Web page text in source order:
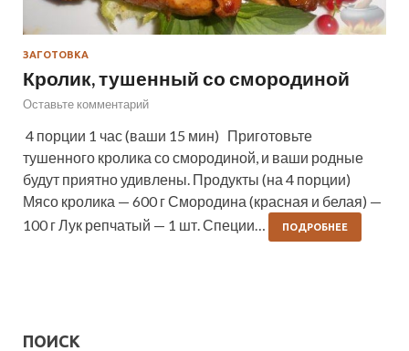
ЗАГОТОВКА
Кролик, тушенный со смородиной
Оставьте комментарий
4 порции 1 час (ваши 15 мин) Приготовьте
тушенного кролика со смородиной, и ваши родные
будут приятно удивлены. Продукты (на 4 порции)
Мясо кролика — 600 г Смородина (красная и белая) —
100 г Лук репчатый — 1 шт. Специи…
ПОДРОБНЕЕ
ПОИСК